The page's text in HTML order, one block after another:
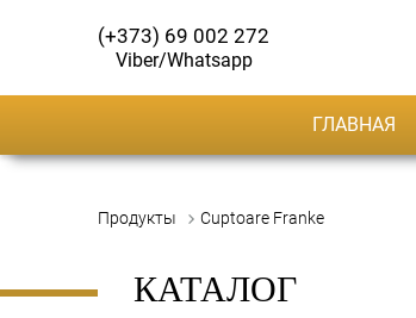
(+373) 69 002 272
Viber/Whatsapp
ГЛАВНАЯ
Продукты Cuptoare Franke
КАТАЛОГ